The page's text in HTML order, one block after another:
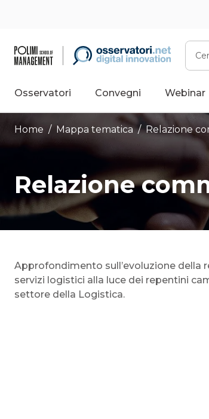
Cerca
Osservatori Convegni Webinar
Home / Mappa tematica /Relazione
Relazione
Approfondimento sull’evoluzione
servizi logistici alla luce dei repentini
settore della Logistica.